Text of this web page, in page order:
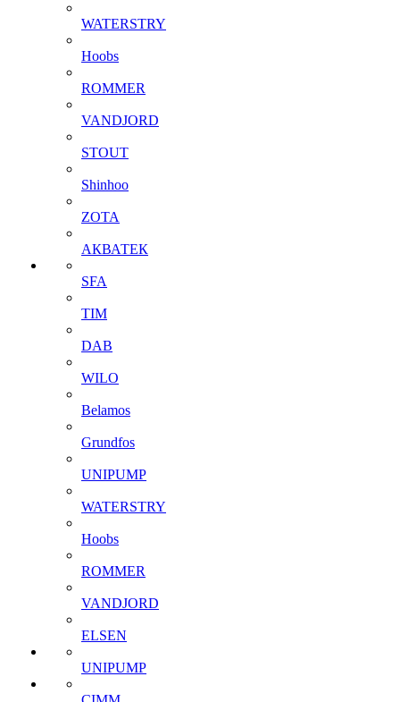
WATERSTRY
Hoobs
ROMMER
VANDJORD
STOUT
Shinhoo
ZOTA
АКВАТЕК
SFA
TIM
DAB
WILO
Belamos
Grundfos
UNIPUMP
WATERSTRY
Hoobs
ROMMER
VANDJORD
ELSEN
UNIPUMP